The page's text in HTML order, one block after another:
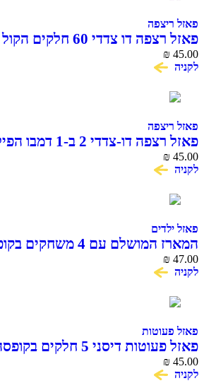
צדדי 60 חלקים הקול בראש 2
צדדי 2 ב-1 דמבו הפיל
המארז המושלם עם 4 משחקים
לפעוטות
5 חלקים בקופסה מיקי וחברים